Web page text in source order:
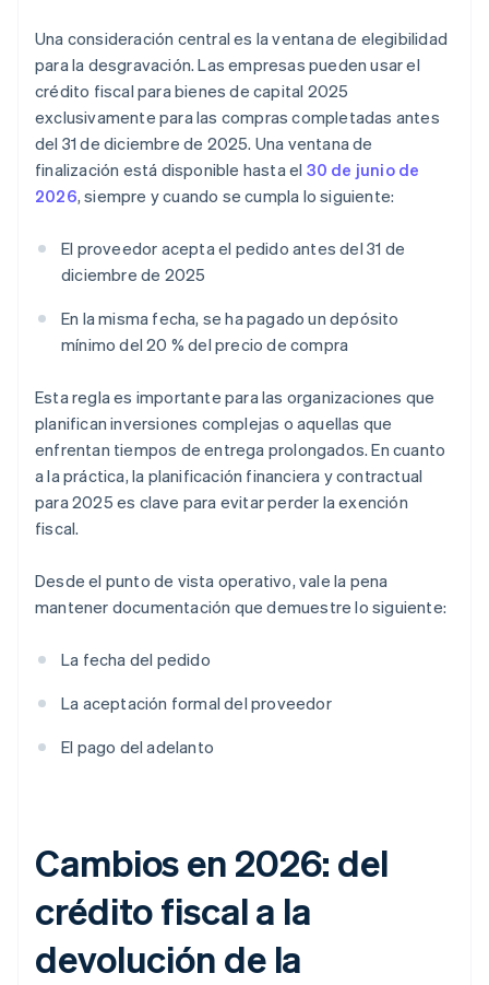
Una consideración central es la ventana de elegibilidad
para la desgravación. Las empresas pueden usar el
crédito fiscal para bienes de capital 2025
exclusivamente para las compras completadas antes
del 31 de diciembre de 2025. Una ventana de
finalización está disponible hasta el 30 de junio de
2026, siempre y cuando se cumpla lo siguiente:
El proveedor acepta el pedido antes del 31 de
diciembre de 2025
En la misma fecha, se ha pagado un depósito
mínimo del 20 % del precio de compra
Esta regla es importante para las organizaciones que
planifican inversiones complejas o aquellas que
enfrentan tiempos de entrega prolongados. En cuanto
a la práctica, la planificación financiera y contractual
para 2025 es clave para evitar perder la exención
fiscal.
Desde el punto de vista operativo, vale la pena
mantener documentación que demuestre lo siguiente:
La fecha del pedido
La aceptación formal del proveedor
El pago del adelanto
Cambios en 2026: del
crédito fiscal a la
devolución de la